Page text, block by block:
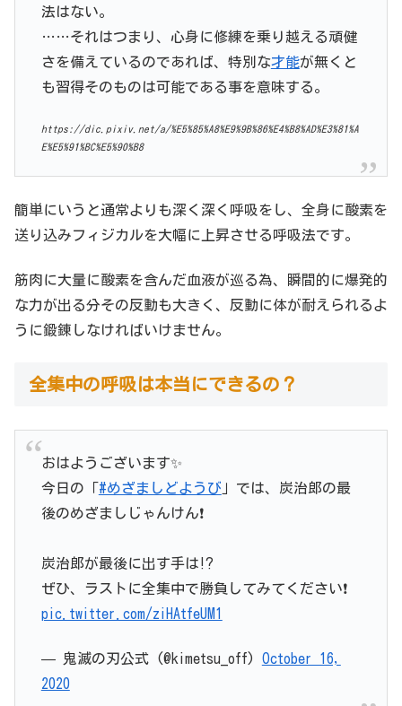
法はない。
……それはつまり、心身に修練を乗り越える頑健
さを備えているのであれば、特別な才能が無くと
も習得そのものは可能である事を意味する。
https://dic.pixiv.net/a/%E5%85%A8%E9%9B%86%E4%B8%AD%E3%81%A
E%E5%91%BC%E5%90%B8
簡単にいうと通常よりも深く深く呼吸をし、全身に酸素を
送り込みフィジカルを大幅に上昇させる呼吸法です。
筋肉に大量に酸素を含んだ血液が巡る為、瞬間的に爆発的
な力が出る分その反動も大きく、反動に体が耐えられるよ
うに鍛錬しなければいけません。
全集中の呼吸は本当にできるの？
おはようございます✨
今日の「#めざましどようび 」では、炭治郎の最
後のめざましじゃんけん❗️
炭治郎が最後に出す手は⁉️
ぜひ、ラストに全集中で勝負してみてください❗️
pic.twitter.com/ziHAtfeUM1
— 鬼滅の刃公式 (@kimetsu_off) October 16,
2020